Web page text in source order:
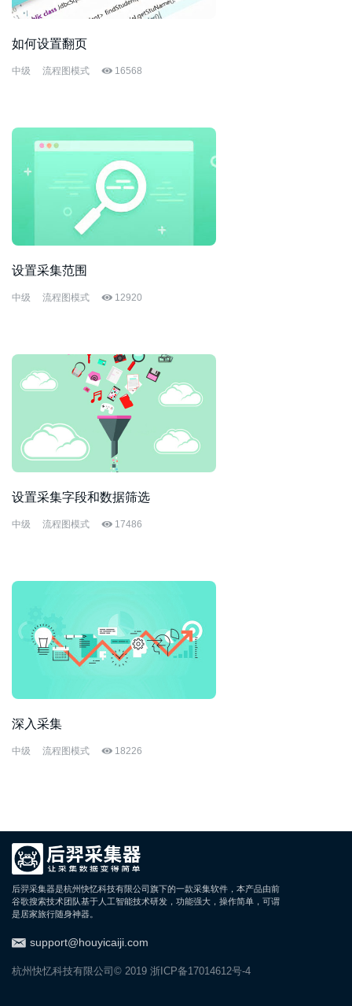
如何设置翻页
中级 流程图模式 16568
设置采集范围
中级 流程图模式 12920
设置采集字段和数据筛选
中级 流程图模式 17486
深入采集
中级 流程图模式 18226
后羿采集器是杭州快忆科技有限公司旗下的一款采集软件，本产品由前
谷歌搜索技术团队基于人工智能技术研发，功能强大，操作简单，可谓
是居家旅行随身神器。
support@houyicaiji.com
杭州快忆科技有限公司© 2019 浙ICP备17014612号-4